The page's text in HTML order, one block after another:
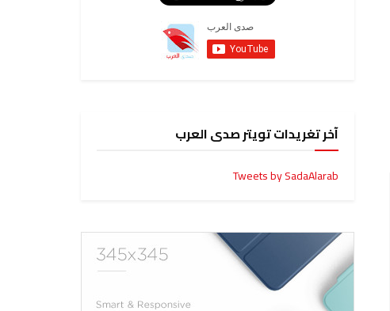
آخر تغريدات تويتر صدى العرب
Tweets by SadaAlarab